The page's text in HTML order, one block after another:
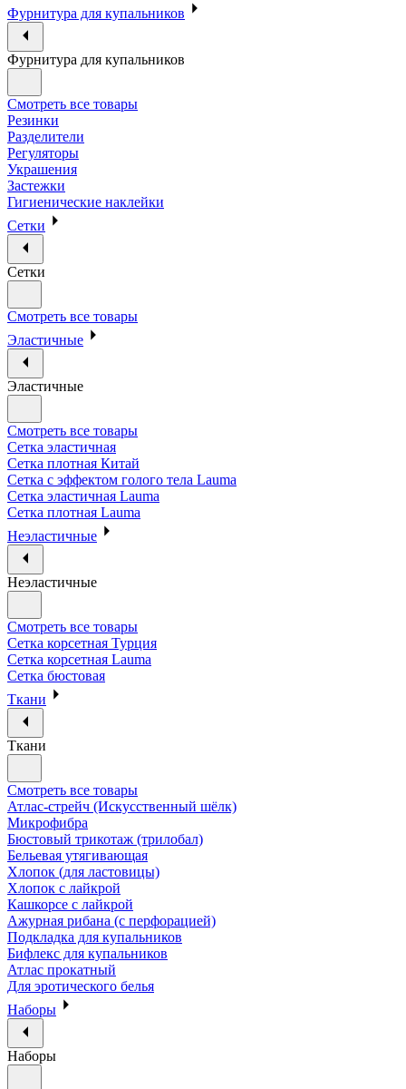
Фурнитура для купальников
Фурнитура для купальников
Смотреть все товары
Резинки
Разделители
Регуляторы
Украшения
Застежки
Гигиенические наклейки
Сетки
Сетки
Смотреть все товары
Эластичные
Эластичные
Смотреть все товары
Сетка эластичная
Сетка плотная Китай
Сетка с эффектом голого тела Lauma
Сетка эластичная Lauma
Сетка плотная Lauma
Неэластичные
Неэластичные
Смотреть все товары
Сетка корсетная Турция
Сетка корсетная Lauma
Сетка бюстовая
Ткани
Ткани
Смотреть все товары
Атлас-стрейч (Искусственный шёлк)
Микрофибра
Бюстовый трикотаж (трилобал)
Бельевая утягивающая
Хлопок (для ластовицы)
Хлопок с лайкрой
Кашкорсе с лайкрой
Ажурная рибана (с перфорацией)
Подкладка для купальников
Бифлекс для купальников
Атлас прокатный
Для эротического белья
Наборы
Наборы